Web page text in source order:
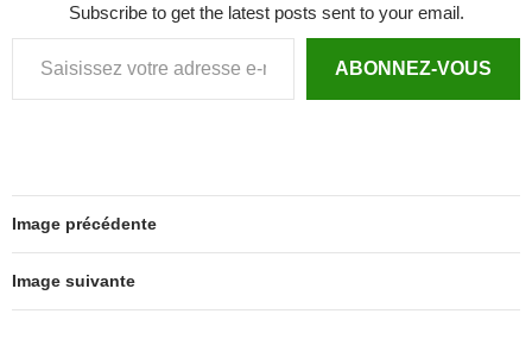
Subscribe to get the latest posts sent to your email.
Saisissez votre adresse e-mail…
ABONNEZ-VOUS
Image précédente
Image suivante